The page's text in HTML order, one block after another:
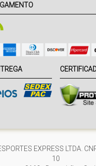
EXPRESS LTDA.
10